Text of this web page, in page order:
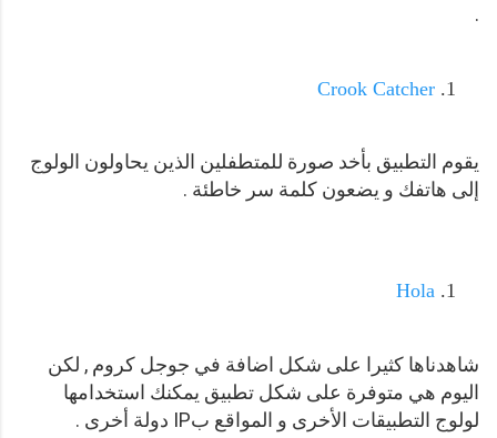
.
Crook Catcher
يقوم التطبيق بأخد صورة للمتطفلين الذين يحاولون الولوج
إلى هاتفك و يضعون كلمة سر خاطئة .
Hola
شاهدناها كثيرا على شكل اضافة في جوجل كروم , لكن
اليوم هي متوفرة على شكل تطبيق يمكنك استخدامها
لولوج التطبيقات الأخرى و المواقع بIP دولة أخرى
.